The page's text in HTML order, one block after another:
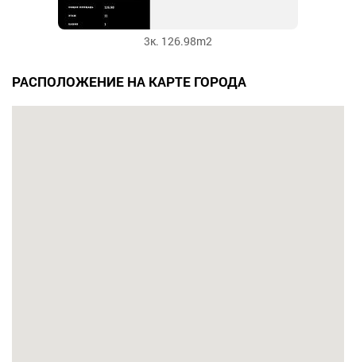
3к. 126.98m2
РАСПОЛОЖЕНИЕ НА КАРТЕ ГОРОДА